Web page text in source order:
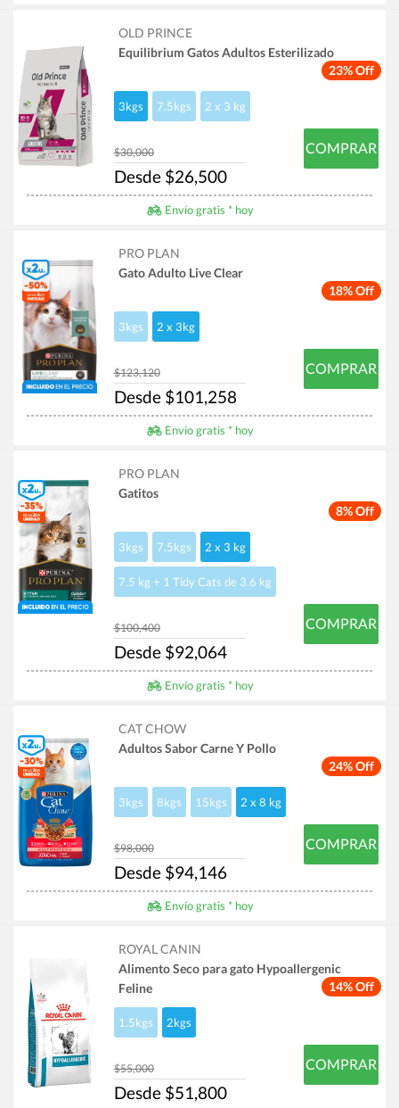
23% Off
OLD PRINCE
Equilibrium Gatos Adultos Esterilizado
3kgs 7.5kgs 2 x 3 kg
$30,000
Desde $26,500
COMPRAR
Envío gratis * hoy
18% Off
PRO PLAN
Gato Adulto Live Clear
3kgs 2 x 3kg
$123,120
Desde $101,258
COMPRAR
Envío gratis * hoy
8% Off
PRO PLAN
Gatitos
3kgs 7.5kgs 2 x 3 kg
7.5 kg + 1 Tidy Cats de 3.6 kg
$100,400
Desde $92,064
COMPRAR
Envío gratis * hoy
24% Off
CAT CHOW
Adultos Sabor Carne Y Pollo
3kgs 8kgs 15kgs 2 x 8 kg
$98,000
Desde $94,146
COMPRAR
Envío gratis * hoy
14% Off
ROYAL CANIN
Alimento Seco para gato Hypoallergenic
Feline
1.5kgs 2kgs
$55,000
Desde $51,800
COMPRAR